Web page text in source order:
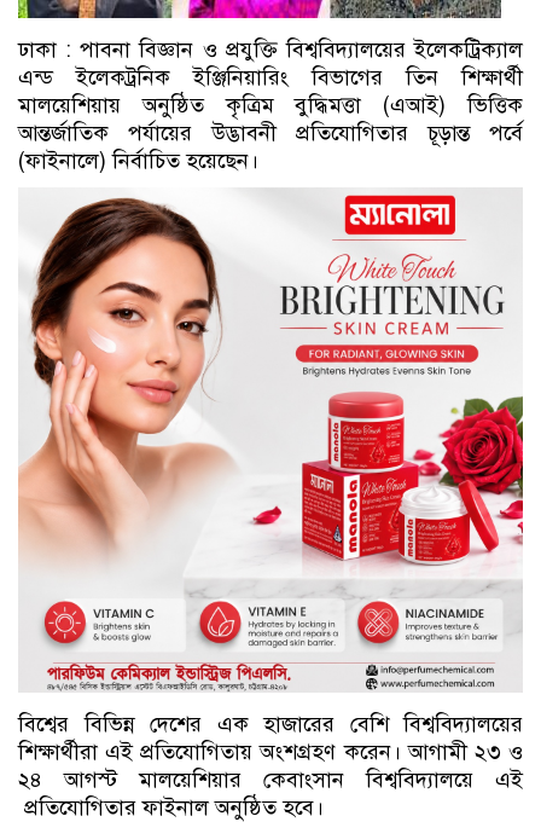
ঢাকা : পাবনা বিজ্ঞান ও প্রযুক্তি বিশ্ববিদ্যালয়ের ইলেকট্রিক্যাল
এন্ড ইলেকট্রনিক ইঞ্জিনিয়ারিং বিভাগের তিন শিক্ষার্থী
মালয়েশিয়ায় অনুষ্ঠিত কৃত্রিম বুদ্ধিমত্তা (এআই) ভিত্তিক
আন্তর্জাতিক পর্যায়ের উদ্ভাবনী প্রতিযোগিতার চূড়ান্ত পর্বে
(ফাইনালে) নির্বাচিত হয়েছেন।
বিশ্বের বিভিন্ন দেশের এক হাজারের বেশি বিশ্ববিদ্যালয়ের
শিক্ষার্থীরা এই প্রতিযোগিতায় অংশগ্রহণ করেন। আগামী ২৩ ও
২৪ আগস্ট মালয়েশিয়ার কেবাংসান বিশ্ববিদ্যালয়ে এই
প্রতিযোগিতার ফাইনাল অনুষ্ঠিত হবে।